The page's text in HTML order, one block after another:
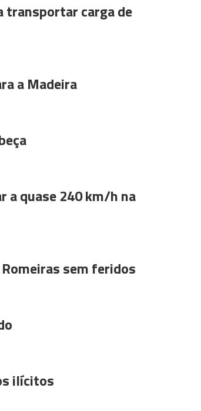
carga de
a Madeira
quase 240 km/h na
sem feridos
ilícitos